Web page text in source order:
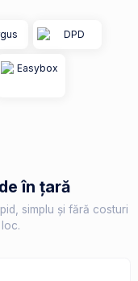
în țară
simplu și fără costuri